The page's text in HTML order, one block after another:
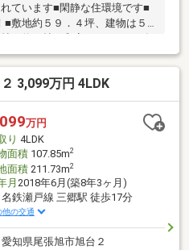
ています■閑静な住環境です■
敷地約５９．４坪、建物は５L
、約８帖の和室があります■各
があります■縦列ですが３台駐
訪者が確認できる安心のテレ
辺環境〉■城山小学校（約12
かつき幼稚園（約20分） 茅
12分） Ｖドラッグ（約14
3,099万円 4LDK
万円
り 4LDK
面積107.85m2
面積211.73m2
月 2018年6月(築8年3ヶ月)
名鉄瀬戸線 三郷駅 徒歩17分
他の交通
愛知県尾張旭市旭台２